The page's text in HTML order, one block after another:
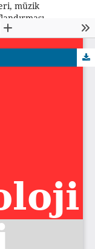
müzik
aleti tasarımı,